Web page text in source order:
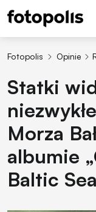
Fotopolis Opinie
Statki
Morza
albumie
Baltic